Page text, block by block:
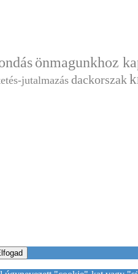
önmagunkhoz
jutalmazásdackorszak